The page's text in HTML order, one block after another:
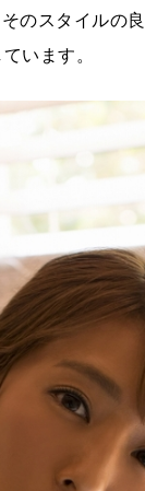
のスタイルの
います。